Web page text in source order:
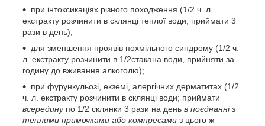
при інтоксикаціях різного походження (1/2 ч. л.
екстракту розчинити в склянці теплої води, приймати 3
рази в день);
для зменшення проявів похмільного синдрому (1/2 ч.
л. екстракту розчинити в 1/2стакана води, прийняти за
годину до вживання алкоголю);
при фурункульозі, екземі, алергічних дерматитах (1/2
ч. л. екстракту розчинити в склянці води; приймати
всерединупо 1/2 склянки 3 рази на день в поєднанні з
теплими примочками або компресами з цього ж